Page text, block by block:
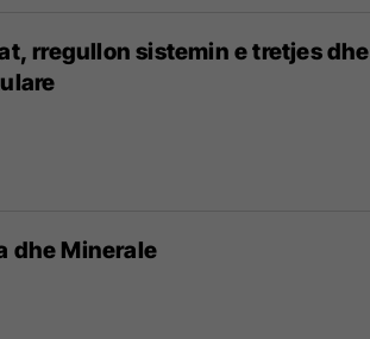
rregullon sistemin e tretjes dhe
dhe Minerale